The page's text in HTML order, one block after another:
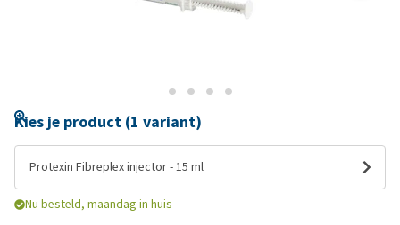
Kies je product (1 variant)
Protexin Fibreplex injector - 15 ml
Nu besteld, maandag in huis